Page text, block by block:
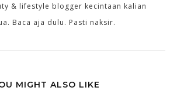
& lifestyle blogger kecintaan kalian
Baca aja dulu. Pasti naksir.
MIGHT ALSO LIKE